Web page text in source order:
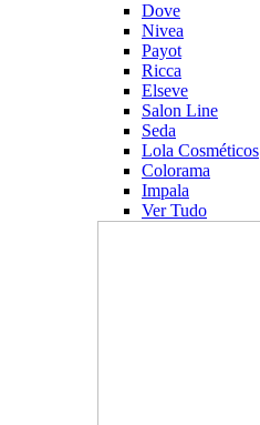
Dove
Nivea
Payot
Ricca
Elseve
Salon Line
Seda
Lola Cosméticos
Colorama
Impala
Ver Tudo